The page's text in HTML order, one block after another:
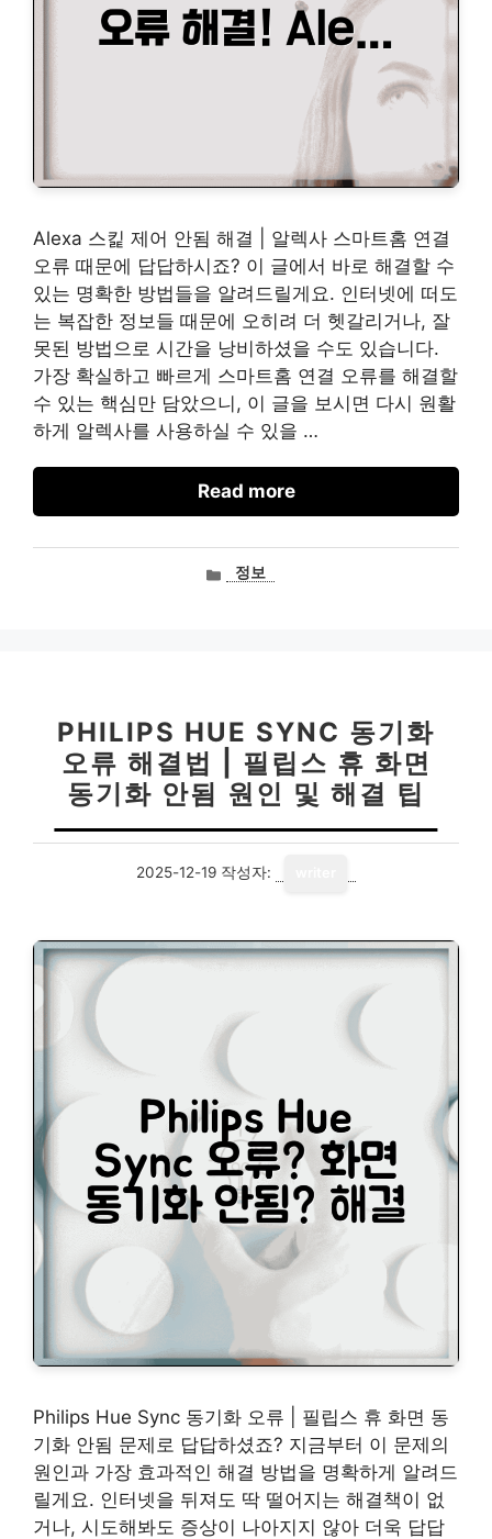
Alexa 스킱 제어 안됨 해결 | 알렉사 스마트홈 연결
오류 때문에 답답하시죠? 이 글에서 바로 해결할 수
있는 명확한 방법들을 알려드릴게요. 인터넷에 떠도
는 복잡한 정보들 때문에 오히려 더 헷갈리거나, 잘
못된 방법으로 시간을 낭비하셨을 수도 있습니다.
가장 확실하고 빠르게 스마트홈 연결 오류를 해결할
수 있는 핵심만 담았으니, 이 글을 보시면 다시 원활
하게 알렉사를 사용하실 수 있을 …
Read more
카정보
PHILIPS HUE SYNC 동기화
오류 해결법 | 필립스 휴 화면
동기화 안됨 원인 및 해결 팁
2025-12-19 작성자:
Philips Hue Sync 동기화 오류 | 필립스 휴 화면 동
기화 안됨 문제로 답답하셨죠? 지금부터 이 문제의
원인과 가장 효과적인 해결 방법을 명확하게 알려드
릴게요. 인터넷을 뒤져도 딱 떨어지는 해결책이 없
거나, 시도해봐도 증상이 나아지지 않아 더욱 답답